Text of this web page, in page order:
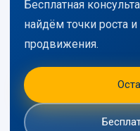
Бесплатная
найдём точки роста
продвижения.